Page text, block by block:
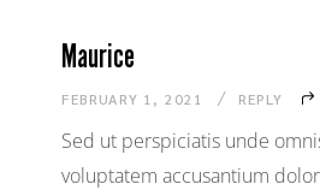
Maurice
FEBRUARY 1, 2021 REPLY
Sed ut perspiciatis unde
voluptatem accusantium